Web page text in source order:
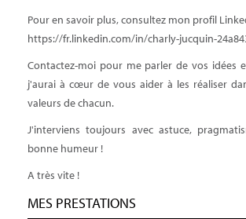
Pour en savoir plus, consultez mon profil
https://fr.linkedin.com/in/charly-jucquin-
Contactez-moi pour me parler de vos idées
j'aurai à cœur de vous aider à les réaliser
valeurs de chacun.
J'interviens toujours avec astuce,
bonne humeur !
A très vite !
MES PRESTATIONS